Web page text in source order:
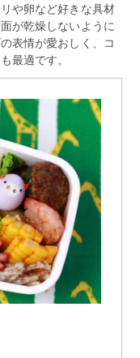
や卵など好きな具材
が乾燥しないように
表情が愛おしく、コ
最適です。